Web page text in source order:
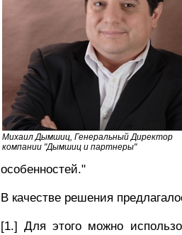
Михаил Дымшиц, Генеральный Директор
компании "Дымшиц и партнеры"
особенностей."
В качестве решения
[1.] Для этого можно